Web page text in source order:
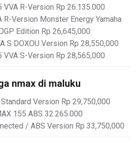
VVA R-Version Rp 26.135.000
R-Version Monster Energy Yamaha
Edition Rp 26,645,000
S DOXOU Version Rp 28,550,000
VVA S-Version Rp 28,565,000
nmax di maluku
Version Rp 29,750,000
155 ABS 32.265.000
/ ABS Version Rp 33,750,000